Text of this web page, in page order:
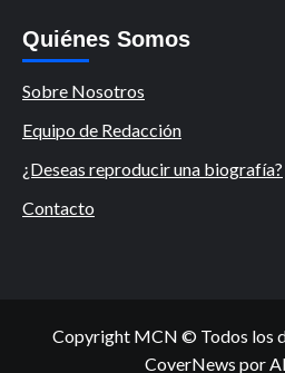
Quiénes Somos
Sobre Nosotros
Equipo de Redacción
¿Deseas reproducir una biografía?
Contacto
Copyright MCN © Todos los
CoverNews por